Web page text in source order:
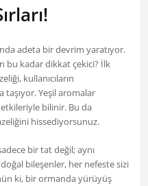
adeta bir devrim yaratıyor.
bu kadar dikkat çekici? İlk
kullanıcıların
Yeşil aromalar
etkileriyle bilinir. Bu da
hissediyorsunuz.
bir tat değil; aynı
bileşenler, her nefeste sizi
ki, bir ormanda yürüyüş